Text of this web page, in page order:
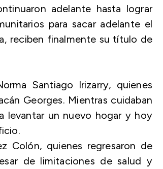
adelante hasta lograr
para sacar adelante el
reciben finalmente su título de
Santiago Irizarry, quienes
Georges. Mientras cuidaban
levantar un nuevo hogar y hoy
Colón, quienes regresaron de
de limitaciones de salud y